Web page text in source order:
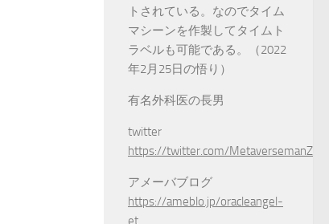
トされている。なのでタイム
マシーンを作製してタイムト
ラベルも可能である。（2022
年2月25日の悟り）
有名外科医の長男
twitter
https://twitter.com/MetaversemanZ
アメーバブログ
https://ameblo.jp/oracleangel-
et